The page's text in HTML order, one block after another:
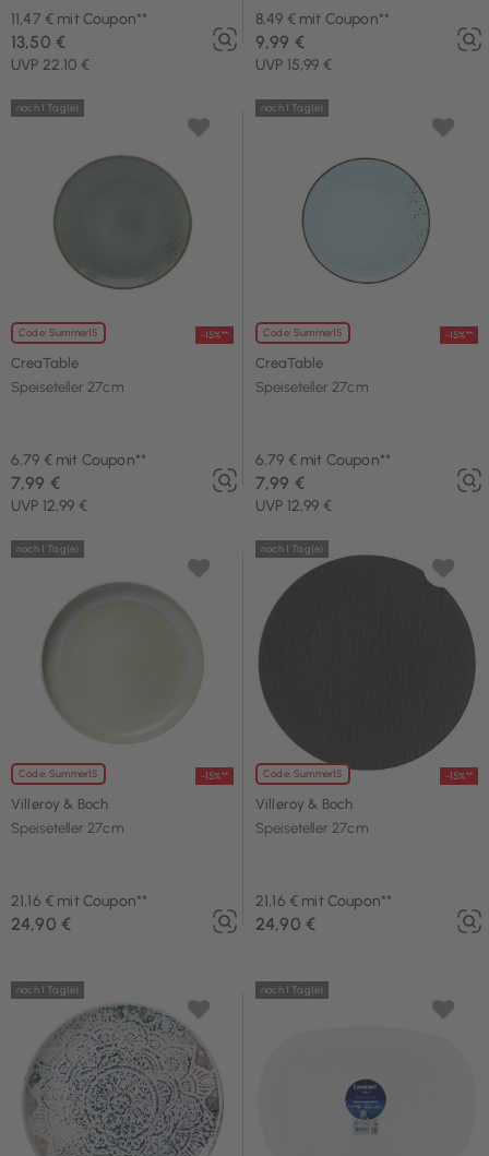
11,47 € mit Coupon**
UVP 22,10 €
13,50 €
8,49 € mit Coupon**
UVP 15,99 €
9,99 €
Code: Summer15 -15%**
noch 1 Tag(e)
CreaTable
Speiseteller 27cm
6,79 € mit Coupon**
UVP 12,99 €
7,99 €
Code: Summer15 -15%**
noch 1 Tag(e)
CreaTable
Speiseteller 27cm
6,79 € mit Coupon**
UVP 12,99 €
7,99 €
Code: Summer15 -15%**
noch 1 Tag(e)
Villeroy & Boch
Speiseteller 27cm
21,16 € mit Coupon**
24,90 €
Code: Summer15 -15%**
noch 1 Tag(e)
Villeroy & Boch
Speiseteller 27cm
21,16 € mit Coupon**
24,90 €
noch 1 Tag(e) noch 1 Tag(e)